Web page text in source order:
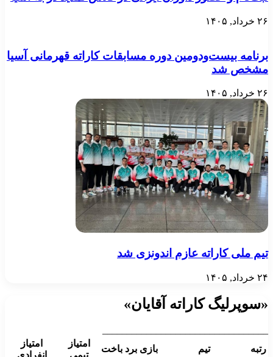
۲۶ خرداد, ۱۴۰۵
برنامه بیست‌ودومین دوره مسابقات کاراته قهرمانی آسیا
مشخص شد
۲۶ خرداد, ۱۴۰۵
تیم ملی کاراته عازم اندونزی شد
۲۴ خرداد, ۱۴۰۵
«سوپرلیگ کاراته آقایان»
رتبه
تیم بازی برد باخت
امتیاز
تیمی
امتیاز
انفرادی